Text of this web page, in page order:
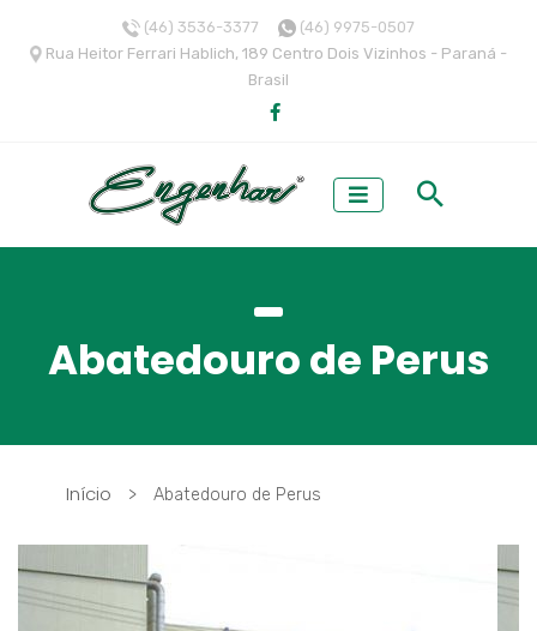
(46) 3536-3377
(46) 9975-0507
Rua Heitor Ferrari Hablich, 189 Centro Dois Vizinhos - Paraná -
Brasil
Abatedouro de Perus
Início > Abatedouro de Perus